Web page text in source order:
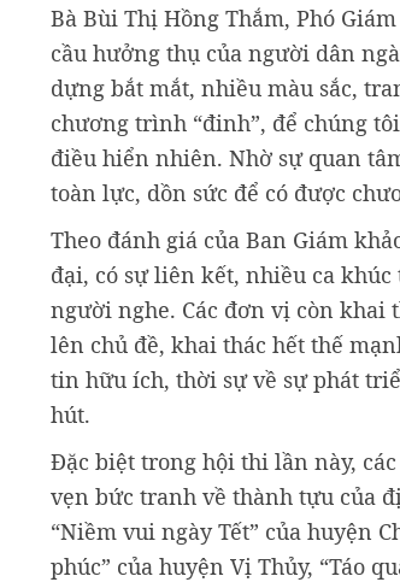
Bà Bùi Thị Hồng Thắm, Phó
cầu hưởng thụ của người dân
dựng bắt mắt, nhiều màu sắc,
chương trình “đinh”, để chúng
điều hiển nhiên. Nhờ sự quan
toàn lực, dồn sức để có được
Theo đánh giá của Ban Giám
đại, có sự liên kết, nhiều ca
người nghe. Các đơn vị còn khai
lên chủ đề, khai thác hết thế
tin hữu ích, thời sự về sự phát
hút.
Đặc biệt trong hội thi lần này,
vẹn bức tranh về thành tựu của
“Niềm vui ngày Tết” của huyện
phúc” của huyện Vị Thủy, “Táo